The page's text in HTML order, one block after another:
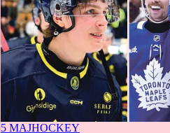
5 MAJHOCKEY